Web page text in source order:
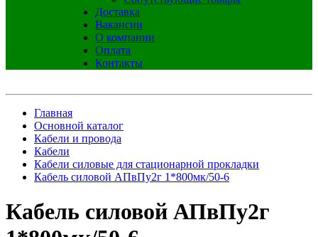
Доставка
Вакансии
О компании
Оплата
Контакты
Главная
Основной каталог
Кабели и провода
Кабели
Кабели силовые для стационарной прокладки
Кабель силовой АПвПу2г 1*800мк/50-6
Кабель силовой АПвПу2г